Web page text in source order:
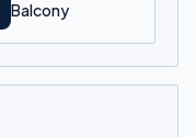
Balcony